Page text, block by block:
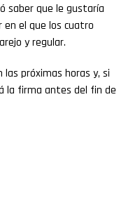
saber que le gustaría
el que los cuatro
y regular.
las próximas horas y, si
la firma antes del fin de